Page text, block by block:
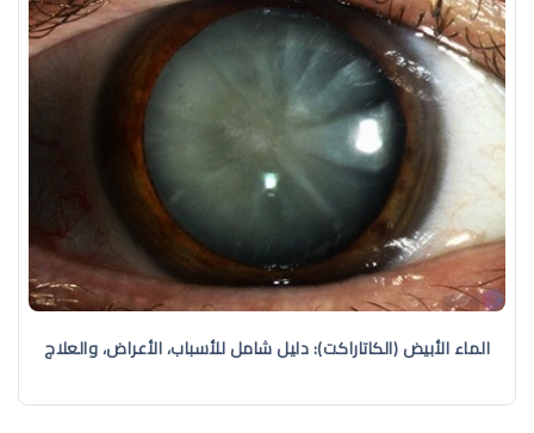
الماء الأبيض (الكاتاراكت): دليل شامل للأسباب، الأعراض، والعلاج